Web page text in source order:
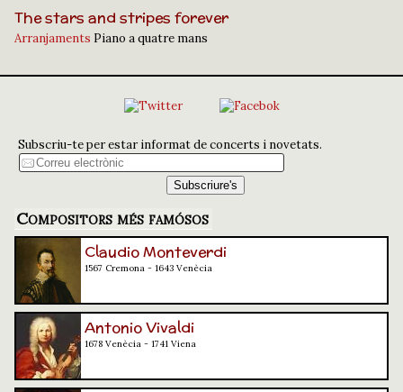
The stars and stripes forever
Arranjaments Piano a quatre mans
Subscriu-te per estar informat de concerts i novetats.
Compositors més famósos
Claudio Monteverdi
1567 Cremona - 1643 Venècia
Antonio Vivaldi
1678 Venècia - 1741 Viena